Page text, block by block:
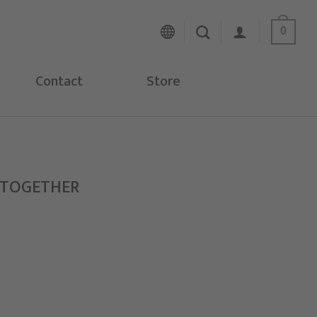
0
Contact Store